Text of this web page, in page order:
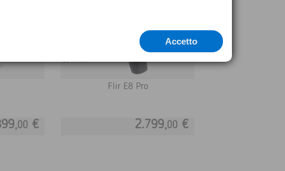
00 €
Flir E8 Pro
2.799,00 €
Accetto